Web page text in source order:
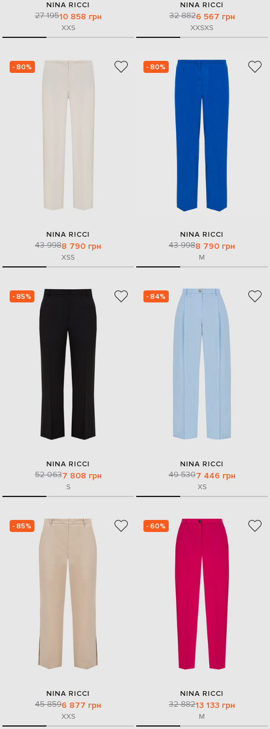
NINA RICCI
27 19510 858 грн
XXS
NINA RICCI
32 8826 567 грн
XXSXS
- 80%
NINA RICCI
43 9988 790 грн
XSS
- 80%
NINA RICCI
43 9988 790 грн
M
- 85%
NINA RICCI
52 0637 808 грн
S
- 84%
NINA RICCI
49 5307 446 грн
XS
- 85%
NINA RICCI
45 8596 877 грн
XXS
- 60%
NINA RICCI
32 88213 133 грн
M